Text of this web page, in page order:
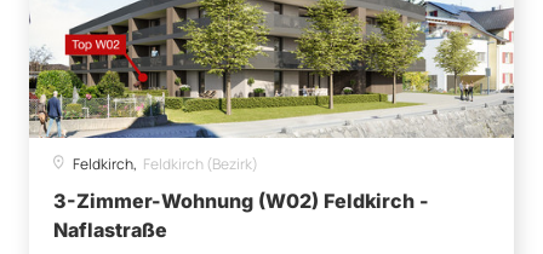
Feldkirch, Feldkirch (Bezirk)
3-Zimmer-Wohnung (W02) Feldkirch -
Naflastraße